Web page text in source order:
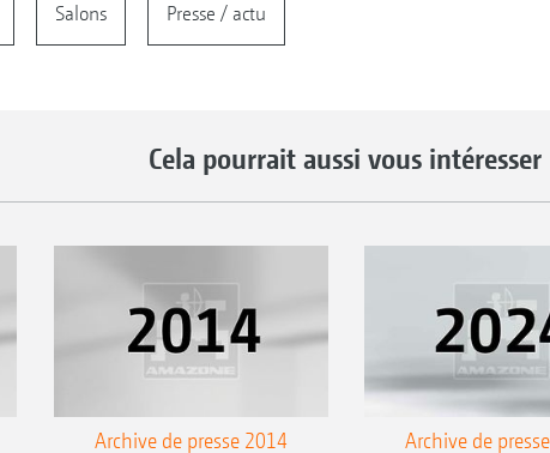
Salons Presse / actu
Cela pourrait aussi vous intéresser
Archive de presse 2014 Archive de